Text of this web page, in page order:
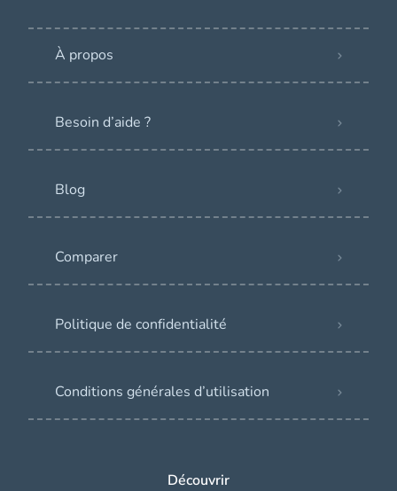
À propos
Besoin d’aide ?
Blog
Comparer
Politique de confidentialité
Conditions générales d’utilisation
Découvrir